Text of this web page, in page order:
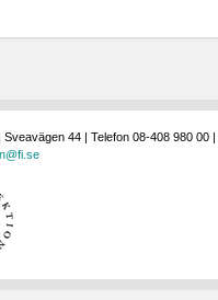
44 | Telefon 08-408 980 00 |